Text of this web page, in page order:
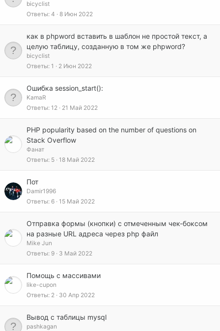
bicyclist
Ответы 4 8 Июн 2022
как в phpword вставить в шаблон не простой текст, а
целую таблицу, созданную в том же phpword?
bicyclist
Ответы 1 2 Июн 2022
Ошибка session_start():
KamaR
Ответы 12 21 Май 2022
PHP popularity based on the number of questions on
Stack Overflow
Фанат
Ответы 5 18 Май 2022
Пот
Damir1996
Ответы 6 15 Май 2022
Отправка формы (кнопки) с отмеченным чек-боксом
на разные URL адреса через php файл
Mike Jun
Ответы 9 3 Май 2022
Помощь с массивами
like-cupon
Ответы 2 30 Апр 2022
Вывод с таблицы mysql
pashkagan